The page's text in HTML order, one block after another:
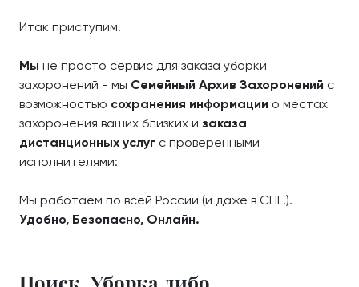
Итак приступим.
Мы не просто сервис для заказа уборки
захоронений - мы Семейный Архив Захоронений с
возможностью сохранения информации о местах
захоронения ваших близких и заказа
дистанционных услуг с проверенными
исполнителями:
Мы работаем по всей России (и даже в СНГ!).
Удобно, Безопасно, Онлайн.